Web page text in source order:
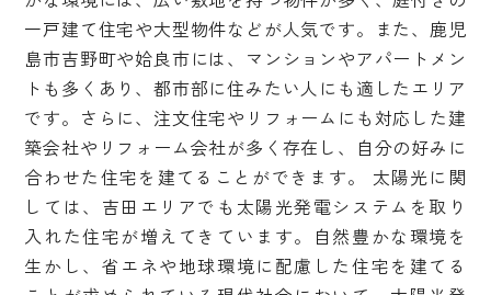
一戸建て住宅や大型物件などが人気です。また、鹿児
島市吉野町や姶良市には、マンションやアパートメン
トも多くあり、都市部に住みたい人にも適したエリア
です。さらに、注文住宅やリフォームにも対応した建
築会社やリフォーム会社が多く存在し、自分の好みに
合わせた住宅を建てることができます。 太陽光に関
しては、吉田エリアでも太陽光発電システムを取り
入れた住宅が増えてきています。自然豊かな環境を
生かし、省エネや地球環境に配慮した住宅を建てる